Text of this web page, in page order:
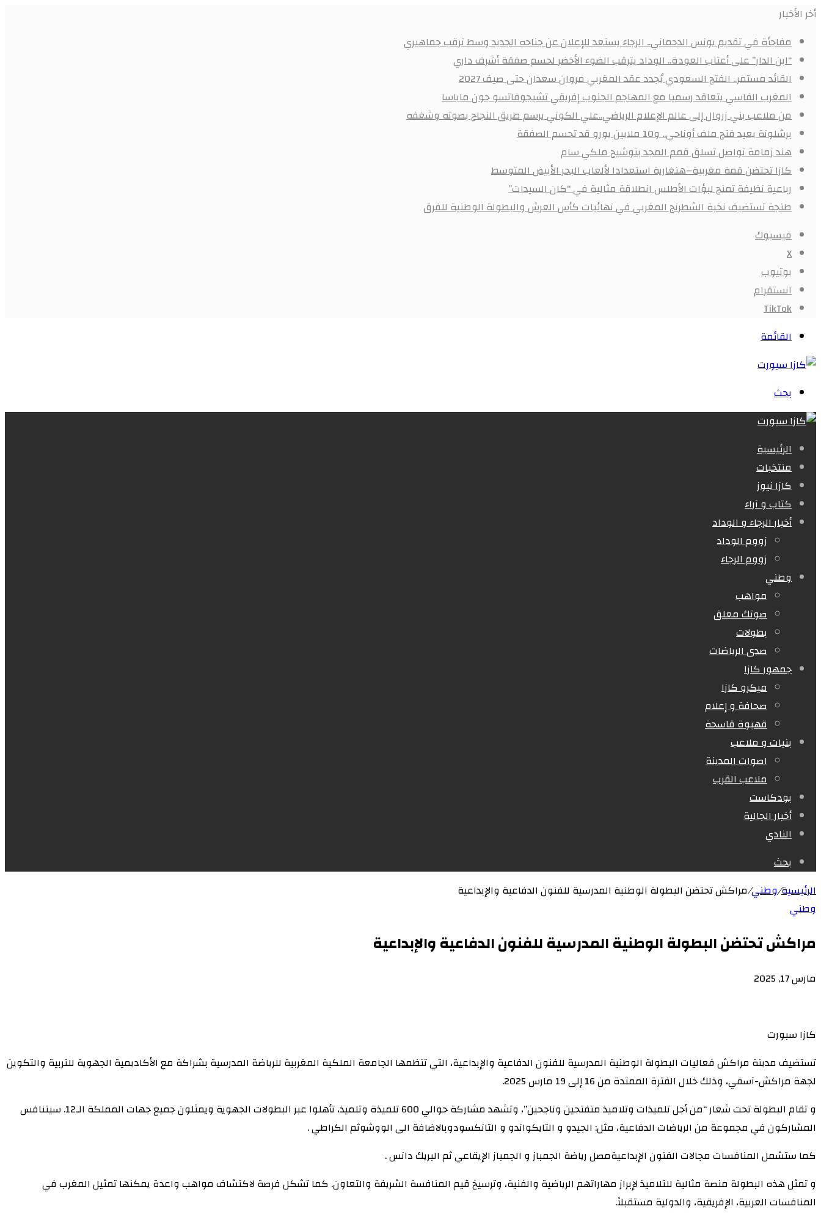
أخر الأخبار
مفاجأة في تقديم يونس الدحماني.. الرجاء يستعد للإعلان عن جناحه الجديد وسط ترقب جماهيري
“ابن الدار” على أعتاب العودة.. الوداد يترقب الضوء الأخضر لحسم صفقة أشرف داري
القائد مستمر.. الفتح السعودي يُجدد عقد المغربي مروان سعدان حتى صيف 2027
المغرب الفاسي يتعاقد رسميا مع المهاجم الجنوب إفريقي تشيجوفاتسو جون ماباسا
من ملاعب بني زروال إلى عالم الإعلام الرياضي..علي الكوني يرسم طريق النجاح بصوته وشغفه
برشلونة يعيد فتح ملف أوناحي.. و10 ملايين يورو قد تحسم الصفقة
هند زمامة تواصل تسلق قمم المجد بتوشيح ملكي سام
كازا تحتضن قمة مغربية–هنغارية استعدادا لألعاب البحر الأبيض المتوسط
رباعية نظيفة تمنح لبؤات الأطلس انطلاقة مثالية في “كان السيدات”
طنجة تستضيف نخبة الشطرنج المغربي في نهائيات كأس العرش والبطولة الوطنية للفرق
فيسبوك
X
يوتيوب
انستقرام
‫TikTok
القائمة
بحث
الرئيسية
منتخبات
كازا نيوز
كتاب و آراء
أخبار الرجاء و الوداد
زووم الوداد
زووم الرجاء
وطني
مواهب
صوتك معلق
بطولات
صدى الرياضات
جمهور كازا
ميكرو كازا
صحافة و إعلام
قهيوة قاسحة
بنيات و ملاعب
اصوات المدينة
ملاعب القرب
بودكاست
أخبار الجالية
النادي
بحث
الرئيسية/وطني/مراكش تحتضن البطولة الوطنية المدرسية للفنون الدفاعية والإبداعية
وطني
مراكش تحتضن البطولة الوطنية المدرسية للفنون الدفاعية والإبداعية
مارس 17, 2025
كازا سبورت
تستضيف مدينة مراكش فعاليات البطولة الوطنية المدرسية للفنون الدفاعية والإبداعية، التي تنظمها الجامعة الملكية المغربية للرياضة المدرسية بشراكة مع الأكاديمية الجهوية للتربية والتكوين
لجهة مراكش-آسفي، وذلك خلال الفترة الممتدة من 16 إلى 19 مارس 2025.
و تقام البطولة تحت شعار “من أجل تلميذات وتلاميذ منفتحين وناجحين”، وتشهد مشاركة حوالي 600 تلميذة وتلميذ، تأهلوا عبر البطولات الجهوية ويمثلون جميع جهات المملكة الـ12. سيتنافس
المشاركون في مجموعة من الرياضات الدفاعية، مثل: الجيدو و التايكواندو و التانكسودوبالاضافة الى الووشوثم الكراطي .
كما ستشمل المنافسات مجالات الفنون الإبداعيةمصل رياضة الجمباز و الجمباز الإيقاعي ثم البريك دانس .
و تمثل هذه البطولة منصة مثالية للتلاميذ لإبراز مهاراتهم الرياضية والفنية، وترسيخ قيم المنافسة الشريفة والتعاون. كما تشكل فرصة لاكتشاف مواهب واعدة يمكنها تمثيل المغرب في
المنافسات العربية، الإفريقية، والدولية مستقبلاً.